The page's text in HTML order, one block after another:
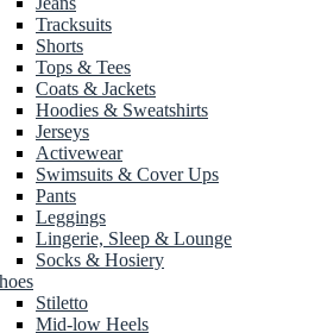
Tracksuits
Shorts
Tops & Tees
Coats & Jackets
Hoodies & Sweatshirts
Jerseys
Activewear
Swimsuits & Cover Ups
Pants
Leggings
Lingerie, Sleep & Lounge
Socks & Hosiery
Stiletto
Mid-low Heels